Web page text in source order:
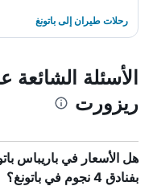
رحلات طيران إلى باتونغ
الأسئلة الشائعة
ريزورت
هل الأسعار في باريباس
بفنادق 4 نجوم في باتونغ؟